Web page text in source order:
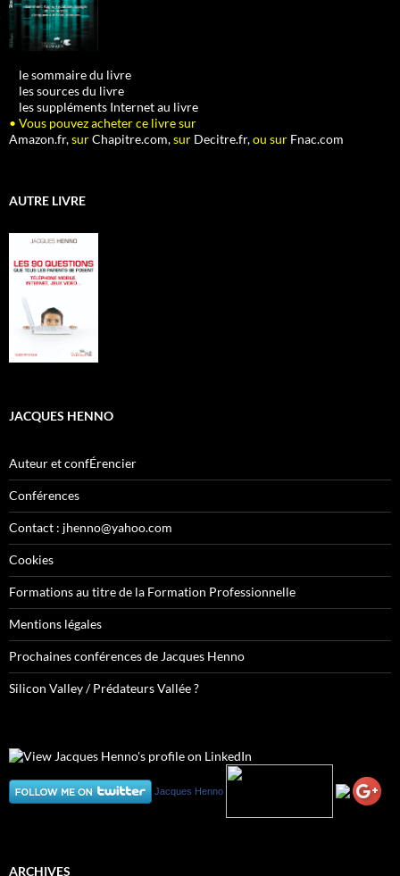
le sommaire du livre
les sources du livre
les suppléments Internet au livre
• Vous pouvez acheter ce livre sur
Amazon.fr,surChapitre.com,sur Decitre.fr,ou sur Fnac.com
AUTRE LIVRE
JACQUES HENNO
Auteur et confÉrencier
Conférences
Contact : jhenno@yahoo.com
Cookies
Formations au titre de la Formation Professionnelle
Mentions légales
Prochaines conférences de Jacques Henno
Silicon Valley / Prédateurs Vallée ?
Jacques Henno
ARCHIVES